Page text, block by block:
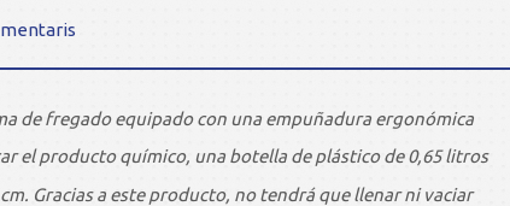
de fregado equipado con una empuñadura ergonómica
el producto químico, una botella de plástico de 0,65 litros
Gracias a este producto, no tendrá que llenar ni vaciar